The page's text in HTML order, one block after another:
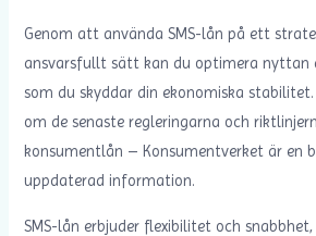
Genom att använda SMS-lån på ett
ansvarsfullt sätt kan du optimera nyttan
som du skyddar din ekonomiska
om de senaste regleringarna och
konsumentlån – Konsumentverket är en
uppdaterad information.
SMS-lån erbjuder flexibilitet och